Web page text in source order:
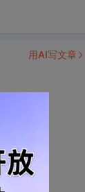
用AI写文章